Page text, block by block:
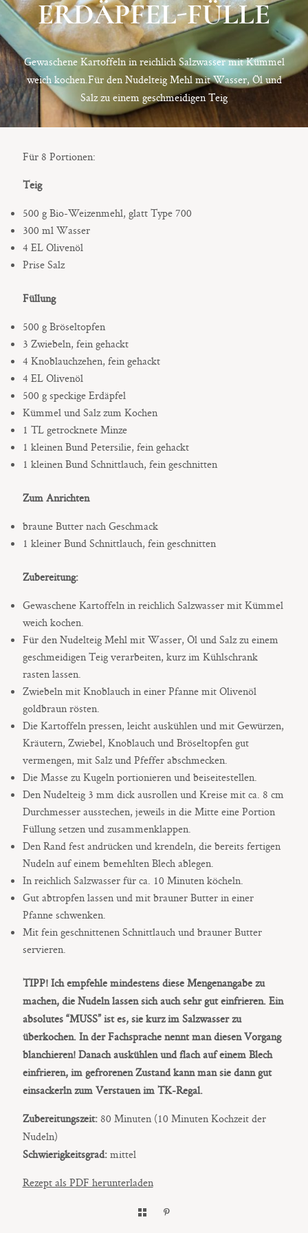
ERDÄPFEL-FÜLLE
Gewaschene Kartoffeln in reichlich Salzwasser mit Kümmel
weich kochen.Für den Nudelteig Mehl mit Wasser, Öl und
Salz zu einem geschmeidigen Teig
Für 8 Portionen:
Teig
500 g Bio-Weizenmehl, glatt Type 700
300 ml Wasser
4 EL Olivenöl
Prise Salz
Füllung
500 g Bröseltopfen
3 Zwiebeln, fein gehackt
4 Knoblauchzehen, fein gehackt
4 EL Olivenöl
500 g speckige Erdäpfel
Kümmel und Salz zum Kochen
1 TL getrocknete Minze
1 kleinen Bund Petersilie, fein gehackt
1 kleinen Bund Schnittlauch, fein geschnitten
Zum Anrichten
braune Butter nach Geschmack
1 kleiner Bund Schnittlauch, fein geschnitten
Zubereitung:
Gewaschene Kartoffeln in reichlich Salzwasser mit Kümmel
weich kochen.
Für den Nudelteig Mehl mit Wasser, Öl und Salz zu einem
geschmeidigen Teig verarbeiten, kurz im Kühlschrank
rasten lassen.
Zwiebeln mit Knoblauch in einer Pfanne mit Olivenöl
goldbraun rösten.
Die Kartoffeln pressen, leicht auskühlen und mit Gewürzen,
Kräutern, Zwiebel, Knoblauch und Bröseltopfen gut
vermengen, mit Salz und Pfeffer abschmecken.
Die Masse zu Kugeln portionieren und beiseitestellen.
Den Nudelteig 3 mm dick ausrollen und Kreise mit ca. 8 cm
Durchmesser ausstechen, jeweils in die Mitte eine Portion
Füllung setzen und zusammenklappen.
Den Rand fest andrücken und krendeln, die bereits fertigen
Nudeln auf einem bemehlten Blech ablegen.
In reichlich Salzwasser für ca. 10 Minuten köcheln.
Gut abtropfen lassen und mit brauner Butter in einer
Pfanne schwenken.
Mit fein geschnittenen Schnittlauch und brauner Butter
servieren.
TIPP! Ich empfehle mindestens diese Mengenangabe zu
machen, die Nudeln lassen sich auch sehr gut einfrieren. Ein
absolutes “MUSS” ist es, sie kurz im Salzwasser zu
überkochen. In der Fachsprache nennt man diesen Vorgang
blanchieren! Danach auskühlen und flach auf einem Blech
einfrieren, im gefrorenen Zustand kann man sie dann gut
einsackerln zum Verstauen im TK-Regal.
Zubereitungszeit:80 Minuten (10 Minuten Kochzeit der
Nudeln)
Schwierigkeitsgrad:mittel
Rezept als PDF herunterladen
9500 / VILLACH / KÄRNTEN
©2020 TICIKASPAR